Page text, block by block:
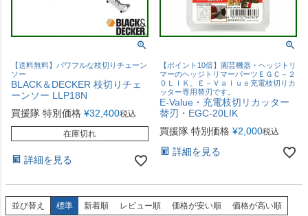
【送料無料】パワフルな枝切りチェーン
ソー
BLACK＆DECKER 枝切りチェ
ーンソー LLP18N
買援隊 特別価格 ¥32,400税込
在庫切れ
詳細を見る
【ポイント10倍】園芸機器・ヘッジトリ
マーのヘッジトリマーパーツＥＧＣ－２
０ＬＩＫ。Ｅ－Ｖａｌｕｅ充電枝切りカ
ッター専用替刃です。
E-Value・充電枝切リカッター
替刃・EGC-20LIK
買援隊 特別価格 ¥2,000税込
詳細を見る
並び替え 標準 新着順 レビュー順 価格が安い順 価格が高い順